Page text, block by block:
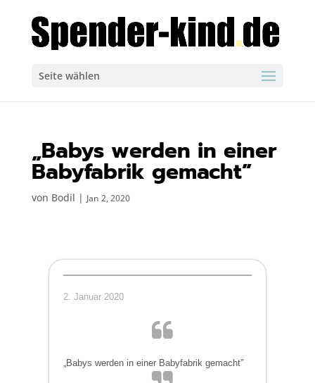
Seite wählen
„Babys werden in einer
Babyfabrik gemacht”
von Bodil | Jan 2, 2020
2. Januar 2020
„Babys werden in einer Babyfabrik gemacht”